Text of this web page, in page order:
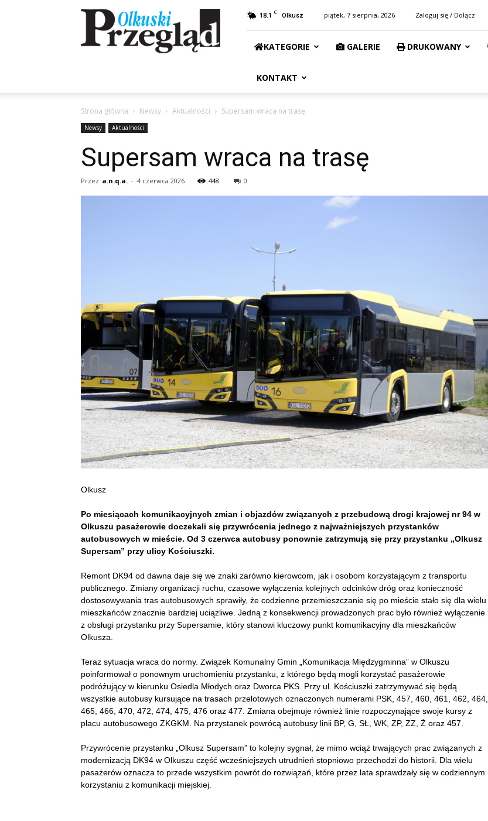
Przegląd
Olkuski
18.1 C Olkusz piątek, 7 sierpnia, 2026 Zaloguj się / Dołącz
KATEGORIE GALERIE DRUKOWANY
KONTAKT
Strona główna Newsy Aktualności Supersam wraca na trasę
Newsy Aktualności
Supersam wraca na trasę
Przez a.n.q.a. - 4 czerwca 2026 448 0
Olkusz
Po miesiącach komunikacyjnych zmian i objazdów związanych z przebudową drogi krajowej nr 94 w
Olkuszu pasażerowie doczekali się przywrócenia jednego z najważniejszych przystanków
autobusowych w mieście. Od 3 czerwca autobusy ponownie zatrzymują się przy przystanku „Olkusz
Supersam” przy ulicy Kościuszki.
Remont DK94 od dawna daje się we znaki zarówno kierowcom, jak i osobom korzystającym z transportu
publicznego. Zmiany organizacji ruchu, czasowe wyłączenia kolejnych odcinków dróg oraz konieczność
dostosowywania tras autobusowych sprawiły, że codzienne przemieszczanie się po mieście stało się dla wielu
mieszkańców znacznie bardziej uciążliwe. Jedną z konsekwencji prowadzonych prac było również wyłączenie
z obsługi przystanku przy Supersamie, który stanowi kluczowy punkt komunikacyjny dla mieszkańców
Olkusza.
Teraz sytuacja wraca do normy. Związek Komunalny Gmin „Komunikacja Międzygminna” w Olkuszu
poinformował o ponownym uruchomieniu przystanku, z którego będą mogli korzystać pasażerowie
podróżujący w kierunku Osiedla Młodych oraz Dworca PKS. Przy ul. Kościuszki zatrzymywać się będą
wszystkie autobusy kursujące na trasach przelotowych oznaczonych numerami PSK, 457, 460, 461, 462, 464,
465, 466, 470, 472, 474, 475, 476 oraz 477. Zmiana obejmuje również linie rozpoczynające swoje kursy z
placu autobusowego ZKGKM. Na przystanek powrócą autobusy linii BP, G, SŁ, WK, ZP, ZZ, Ż oraz 457.
Przywrócenie przystanku „Olkusz Supersam” to kolejny sygnał, że mimo wciąż trwających prac związanych z
modernizacją DK94 w Olkuszu część wcześniejszych utrudnień stopniowo przechodzi do historii. Dla wielu
pasażerów oznacza to przede wszystkim powrót do rozwiązań, które przez lata sprawdzały się w codziennym
korzystaniu z komunikacji miejskiej.